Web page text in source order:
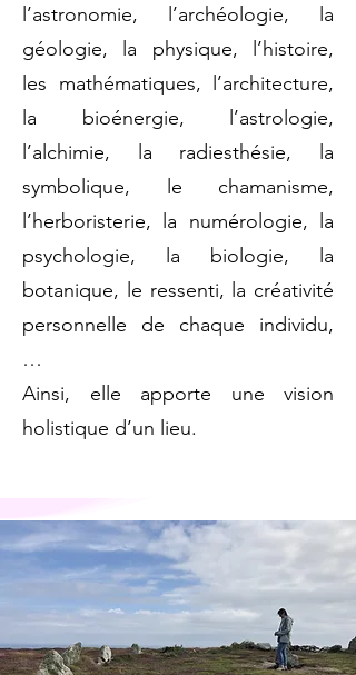
l’astronomie, l’archéologie, la
géologie, la physique, l’histoire,
les mathématiques, l’architecture,
la bioénergie, l’astrologie,
l’alchimie, la radiesthésie, la
symbolique, le chamanisme,
l’herboristerie, la numérologie, la
psychologie, la biologie, la
botanique, le ressenti, la créativité
personnelle de chaque individu,
…
Ainsi, elle apporte une vision
holistique d’un lieu.